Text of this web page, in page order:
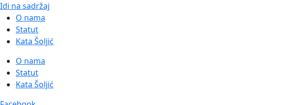
Idi na sadržaj
O nama
Statut
Kata Šoljić
O nama
Statut
Kata Šoljić